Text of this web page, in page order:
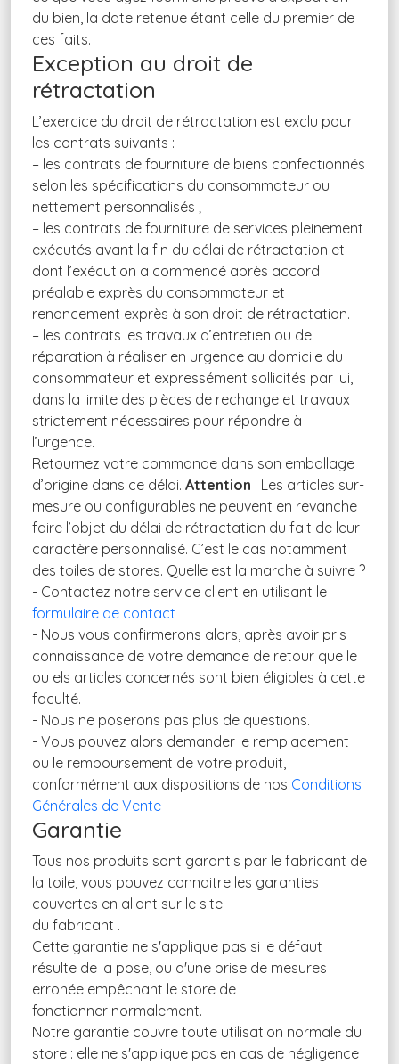
du bien, la date retenue étant celle du premier de
ces faits.
Exception au droit de
rétractation
L’exercice du droit de rétractation est exclu pour
les contrats suivants :
– les contrats de fourniture de biens confectionnés
selon les spécifications du consommateur ou
nettement personnalisés ;
– les contrats de fourniture de services pleinement
exécutés avant la fin du délai de rétractation et
dont l’exécution a commencé après accord
préalable exprès du consommateur et
renoncement exprès à son droit de rétractation.
– les contrats les travaux d’entretien ou de
réparation à réaliser en urgence au domicile du
consommateur et expressément sollicités par lui,
dans la limite des pièces de rechange et travaux
strictement nécessaires pour répondre à
l’urgence.
Retournez votre commande dans son emballage
d’origine dans ce délai. Attention : Les articles sur-
mesure ou configurables ne peuvent en revanche
faire l’objet du délai de rétractation du fait de leur
caractère personnalisé. C’est le cas notamment
des toiles de stores. Quelle est la marche à suivre ?
- Contactez notre service client en utilisant le
formulaire de contact
- Nous vous confirmerons alors, après avoir pris
connaissance de votre demande de retour que le
ou els articles concernés sont bien éligibles à cette
faculté.
- Nous ne poserons pas plus de questions.
- Vous pouvez alors demander le remplacement
ou le remboursement de votre produit,
conformément aux dispositions de nos Conditions
Générales de Vente
Garantie
Tous nos produits sont garantis par le fabricant de
la toile, vous pouvez connaitre les garanties
couvertes en allant sur le site
du fabricant .
Cette garantie ne s'applique pas si le défaut
résulte de la pose, ou d'une prise de mesures
erronée empêchant le store de
fonctionner normalement.
Notre garantie couvre toute utilisation normale du
store : elle ne s'applique pas en cas de négligence